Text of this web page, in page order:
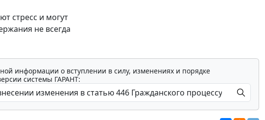
стресс и могут
не всегда
информации о вступлении в силу, изменениях и порядке
системы ГАРАНТ: